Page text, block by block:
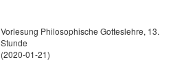
Vorlesung Philosophische Gotteslehre, 13.
Stunde
(2020-01-21)